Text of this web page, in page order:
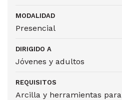
MODALIDAD
Presencial
DIRIGIDO A
Jóvenes y adultos
REQUISITOS
Arcilla y herramientas para